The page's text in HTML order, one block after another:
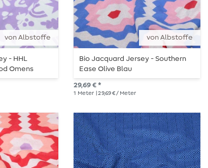
von Albstoffe
- HHL
Omens
von Albstoffe
Bio Jacquard Jersey - Southern
Ease Olive Blau
29,69 € *
1 Meter | 29,69 € / Meter